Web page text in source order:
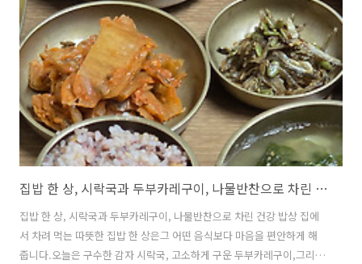
인애플 제육볶음(Pineapple Pork Stir-fry)▶ 재료 Ingredients돼지고
기 300g (Pork 300g)파인애플 150g (Pineapple 150g)애호박 1/2개
(Zucchini 1/2)고추장 ..
집밥 한 상, 시락국과 두부카레구이, 나물반찬으로 차린 건강 밥상
집밥 한 상, 시락국과 두부카레구이, 나물반찬으로 차린 건강 밥상 집에
서 차려 먹는 따뜻한 집밥 한 상은그 어떤 음식보다 마음을 편안하게 해
줍니다.오늘은 구수한 감자 시락국, 고소하게 구운 두부카레구이,그리고